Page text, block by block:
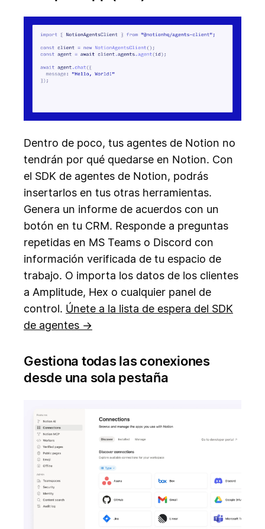
Dentro de poco, tus agentes de Notion no
tendrán por qué quedarse en Notion. Con
el SDK de agentes de Notion, podrás
insertarlos en tus otras herramientas.
Genera un informe de acuerdos con un
botón en tu CRM. Responde a preguntas
repetidas en MS Teams o Discord con
información verificada de tu espacio de
trabajo. O importa los datos de los clientes
a Amplitude, Hex o cualquier panel de
control. Únete a la lista de espera del SDK
de agentes →
Gestiona todas las conexiones
desde una sola pestaña